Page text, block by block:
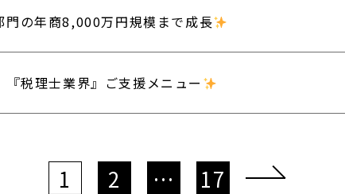
門の年商8,000万円規模まで成長
『税理士業界』ご支援メニュー
1 2 … 17